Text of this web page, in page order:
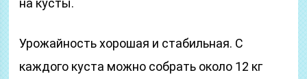
на кусты.
Урожайность хорошая и стабильная. С
каждого куста можно собрать около 12 кг